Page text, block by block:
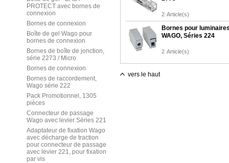
PROTECT avec bornes de
connexion
Bornes de connexion
Boîte de gel Wago pour
bornes de connexion
Bornes de boîte de jonction,
série 2273 / Micro
Bornes de connexion
Bornes de raccordement,
Wago série 222
Pack Promotionnel, 1305
pièces
Connecteur de passage
Wago avec levier Séries 221
Adaptateur de fixation Wago
avec décharge de traction
pour connecteur de passage
avec levier 221, pour fixation
par vis
2 Article(s)
Bornes pour
WAGO, Séries 224
2 Article(s)
vers le haut